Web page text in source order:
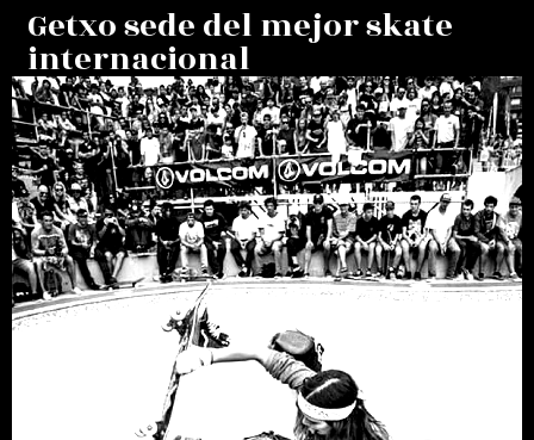
Getxo sede del mejor skate
internacional